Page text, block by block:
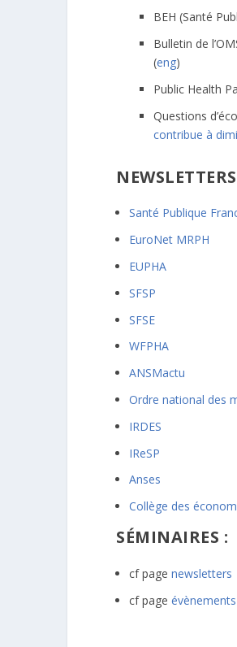
BEH (Santé
Bulletin de
(eng)
Public Health
Questions
contribue à
Santé Publique
EuroNet MRPH
EUPHA
SFSP
SFSE
WFPHA
ANSMactu
Ordre national des
IRDES
IReSP
Anses
Collège des
SÉMINAIRES :
cf page newsletters
cf page